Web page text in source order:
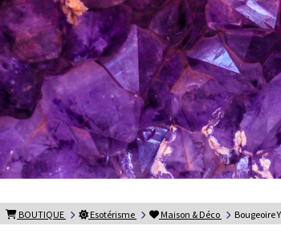
BOUTIQUE Esotérisme Maison & Déco Bougeoire